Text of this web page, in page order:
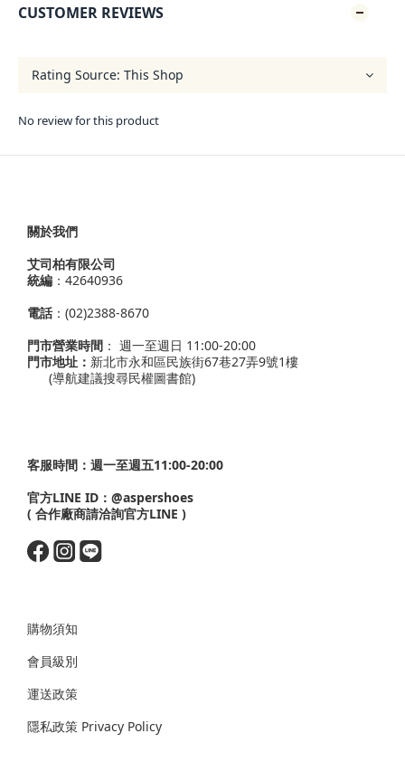
CUSTOMER REVIEWS
No review for this product
關於我們
艾司柏有限公司
統編 ：42640936
電話：(02)2388-8670
門市營業時間 ： 週一至週日 11:00-20:00
門市地址： 新北市永和區民族街67巷27弄9號1樓
(導航建議搜尋民權圖書館)
客服時間：週一至週五11:00-20:00
官方LINE ID： @aspershoes
( 合作廠商請洽詢官方LINE )
購物須知
會員級別
運送政策
隱私政策 Privacy Policy